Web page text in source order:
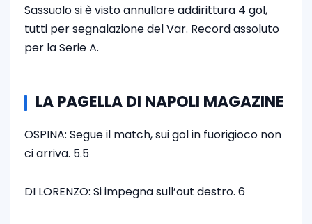
Sassuolo si è visto annullare addirittura 4 gol,
tutti per segnalazione del Var. Record assoluto
per la Serie A.
LA PAGELLA DI NAPOLI MAGAZINE
OSPINA: Segue il match, sui gol in fuorigioco non
ci arriva. 5.5
DI LORENZO: Si impegna sull’out destro. 6